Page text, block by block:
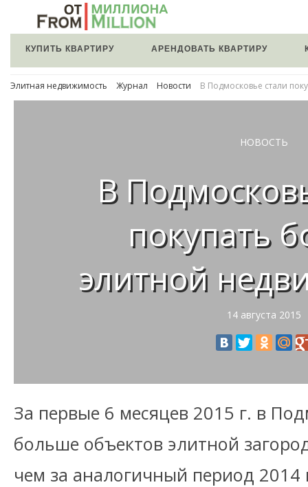
КУПИТЬ КВАРТИРУ АРЕНДОВАТЬ КВАРТИРУ
Элитная недвижимость Журнал Новости В Подмосковье стали
НОВОСТЬ
В
покупать
элитной
14 августа 2015
За первые 6 месяцев 2015 г. в
больше объектов элитной
чем за аналогичный период 2014